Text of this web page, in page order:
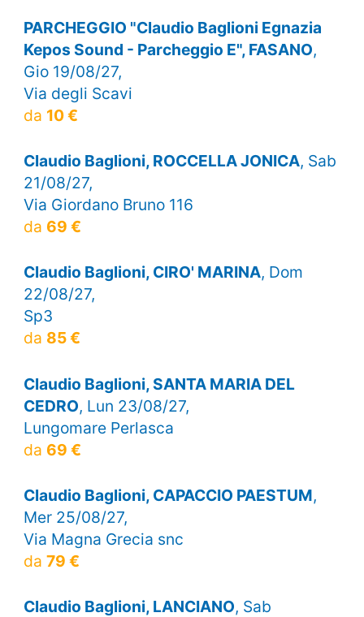
PARCHEGGIO "Claudio Baglioni Egnazia
Kepos Sound - Parcheggio E", FASANO,
Gio 19/08/27,
Via degli Scavi
da 10 €
Claudio Baglioni, ROCCELLA JONICA, Sab
21/08/27,
Via Giordano Bruno 116
da 69 €
Claudio Baglioni, CIRO' MARINA, Dom
22/08/27,
Sp3
da 85 €
Claudio Baglioni, SANTA MARIA DEL
CEDRO, Lun 23/08/27,
Lungomare Perlasca
da 69 €
Claudio Baglioni, CAPACCIO PAESTUM,
Mer 25/08/27,
Via Magna Grecia snc
da 79 €
Claudio Baglioni, LANCIANO, Sab